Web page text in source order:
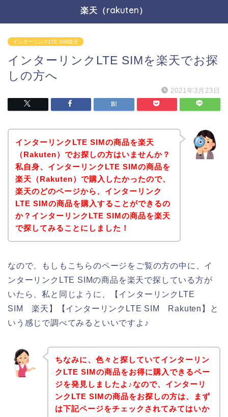
楽天（rakuten）
インターリンクLTE SIM楽天
インターリンクLTE SIMを楽天でお探
しの方へ
2021年3月23日
インターリンクLTE SIMの商品を楽天
（Rakuten）でお探しの方はいませんか？
私自身、インターリンクLTE SIMの商品を
楽天（Rakuten）で購入したかったので、
楽天のどのページから、インターリンク
LTE SIMの商品を購入することができるの
か？インターリンクLTE SIMの商品を楽天
で探してみることにしました！
なので、もしもこちらのページをご覧の方の中に、イ
ンターリンクLTE SIMの商品を楽天で探している方が
いたら、私と同じように、【インターリンクLTE
SIM 楽天】【インターリンクLTE SIM Rakuten】と
いう感じで調べてみるといいですよ♪
ちなみに、色々と探していてインターリン
クLTE SIMの商品をお得に購入できるペー
ジを発見しましたよ♪なので、インターリ
ンクLTE SIMの商品をお探しの方は、まず
は下記ページをチェックされてみてはいか